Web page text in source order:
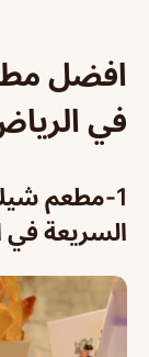
افضل
في
1-مطعم
السريعة في